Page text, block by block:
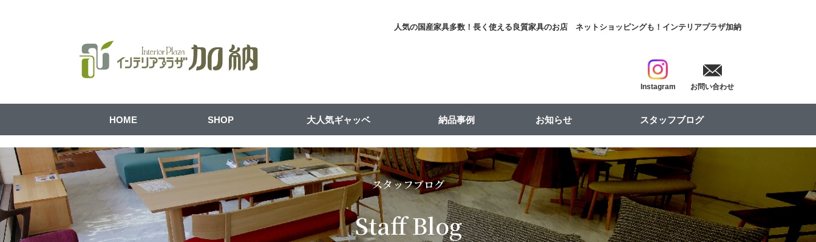
人気の国産家具多数！長く使える良質家具のお店 ネットショッピングも！インテリアプラザ加納
Instagram お問い合わせ
HOME SHOP 大人気ギャッベ 納品事例 お知らせ スタッフブログ
スタッフブログ
Staff Blog